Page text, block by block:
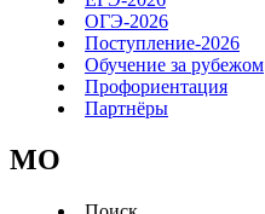
ОГЭ-2026
Поступление-2026
Обучение за рубежом
Профориентация
Партнёры
MO